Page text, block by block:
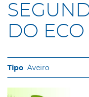
DO
Aveiro